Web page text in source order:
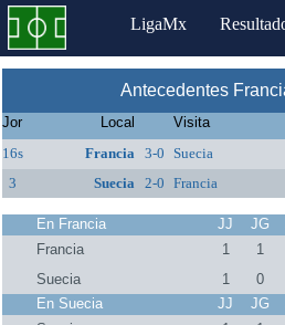
LigaMx
Antecedentes
Jor Local Visita
16s
Francia 3-0 Suecia
3
Suecia 2-0 Francia
En Francia JJ JG
Francia
1 1
Suecia
1 0
En Suecia
JJ JG